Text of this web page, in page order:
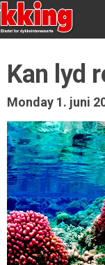
Kan lyd
Monday 1. juni